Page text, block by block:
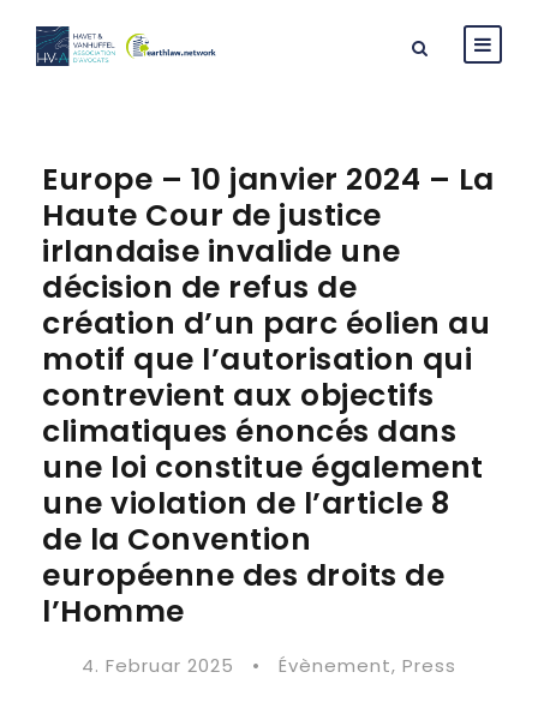
Europe – 10 janvier 2024 – La
Haute Cour de justice
irlandaise invalide une
décision de refus de
création d’un parc éolien au
motif que l’autorisation qui
contrevient aux objectifs
climatiques énoncés dans
une loi constitue également
une violation de l’article 8
de la Convention
européenne des droits de
l’Homme
4. Februar 2025 • Évènement, Press